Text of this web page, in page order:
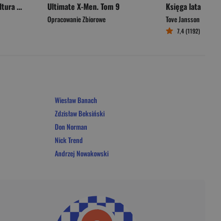
Girl on Girl. Jak popkultura zwróciła kobiety przeciw sobie Ultimate X-Men. Tom 9
Opracowanie Zbiorowe
Księga lata
Tove Jansson
7,4 (1192)
Wiesław Banach
Zdzisław Beksiński
Don Norman
Nick Trend
Andrzej Nowakowski